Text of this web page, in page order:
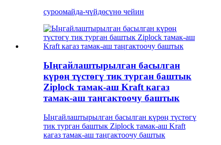
суроомайда-чүйдөсүнө чейин
Ыңгайлаштырылган басылган
күрөң түстөгү тик турган баштык
Ziplock тамак-аш Kraft кагаз
тамак-аш таңгактоочу баштык
Ыңгайлаштырылган басылган күрөң түстөгү
тик турган баштык Ziplock тамак-аш Kraft
кагаз тамак-аш таңгактоочу баштык